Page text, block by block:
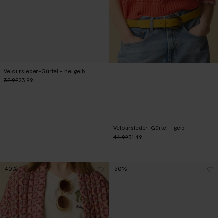
Veloursleder-Gürtel - hellgelb
39.9923.99
Veloursleder-Gürtel - gelb
44.9931.49
-40% -50%